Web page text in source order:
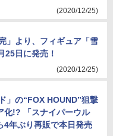
(2020/12/25)
」より、フィギュア「雪
25日に発売！
(2020/12/25)
」の“FOX HOUND”狙撃
化!? 「スナイパーウル
4年ぶり再販で本日発売